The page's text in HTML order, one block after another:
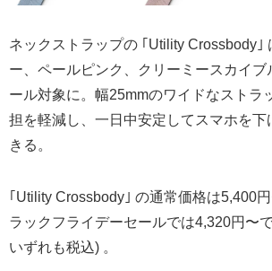
ネックストラップの ｢Utility Crossbody｣
ー、ペールピンク、クリーミースカイブ
ール対象に。幅25mmのワイドなストラ
担を軽減し、一日中安定してスマホを下
きる。
｢Utility Crossbody｣ の通常価格は5,400
ラックフライデーセールでは4,320円〜
いずれも税込) 。